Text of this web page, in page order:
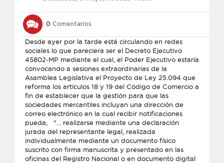
0 Comentarios
Desde ayer por la tarde está circulando en redes
sociales lo que pareciera ser el Decreto Ejecutivo
45802-MP mediante el cual, el Poder Ejecutivo estaría
convocando a sesiones extraordinarias de la
Asamblea Legislativa el Proyecto de Ley 25.094 que
reforma los artículos 18 y 19 del Código de Comercio a
fin de establecer que la gestión para que las
sociedades mercantiles incluyan una dirección de
correo electrónico en la cual recibir notificaciones
pueda, "... realizarse mediante una declaración
jurada del representante legal, realizada
individualmente mediante un documento físico
suscrito con firma manuscrita y presentado en las
oficinas del Registro Nacional o en documento digital